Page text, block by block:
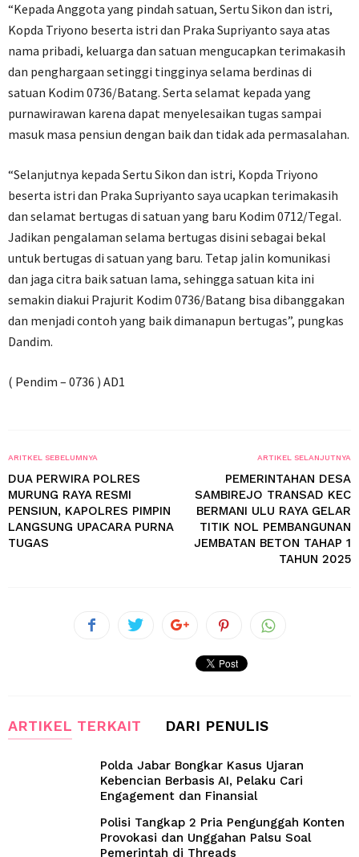
“Kepada Anggota yang pindah satuan, Sertu Sikon dan istri,
Kopda Triyono beserta istri dan Praka Supriyanto saya atas
nama pribadi, keluarga dan satuan mengucapkan terimakasih
dan penghargaan setinggi tingginya selama berdinas di
satuan Kodim 0736/Batang. Serta selamat kepada yang
purnawirawan karena dapat menyelesaikan tugas sampai
masuk masa pensiun dengan baik dan tidak ada permasalahan.
“Selanjutnya kepada Sertu Sikon dan istri, Kopda Triyono
beserta istri dan Praka Supriyanto saya ucapkan terimakasih
dan selamat bertugas di satuan yang baru Kodim 0712/Tegal.
Jadikan pengalaman selama bertugas disini sebagai bekal
untuk bertugas di satuan yang baru. Tetap jalin komunikasi
dan jaga citra baik satuan lama, sehingga satuan kita ini
semakin diakui Prajurit Kodim 0736/Batang bisa dibanggakan
dan menjadi contoh yang baik dimanapun bertugas”, pungkas
Dandim.
( Pendim – 0736 ) AD1
ARITKEL SEBELUMNYA
DUA PERWIRA POLRES
MURUNG RAYA RESMI
PENSIUN, KAPOLRES PIMPIN
LANGSUNG UPACARA PURNA
TUGAS
ARTIKEL SELANJUTNYA
PEMERINTAHAN DESA
SAMBIREJO TRANSAD KEC
BERMANI ULU RAYA GELAR
TITIK NOL PEMBANGUNAN
JEMBATAN BETON TAHAP 1
TAHUN 2025
ARTIKEL TERKAIT DARI PENULIS
Polda Jabar Bongkar Kasus Ujaran
Kebencian Berbasis AI, Pelaku Cari
Engagement dan Finansial
Polisi Tangkap 2 Pria Pengunggah Konten
Provokasi dan Unggahan Palsu Soal
Pemerintah di Threads